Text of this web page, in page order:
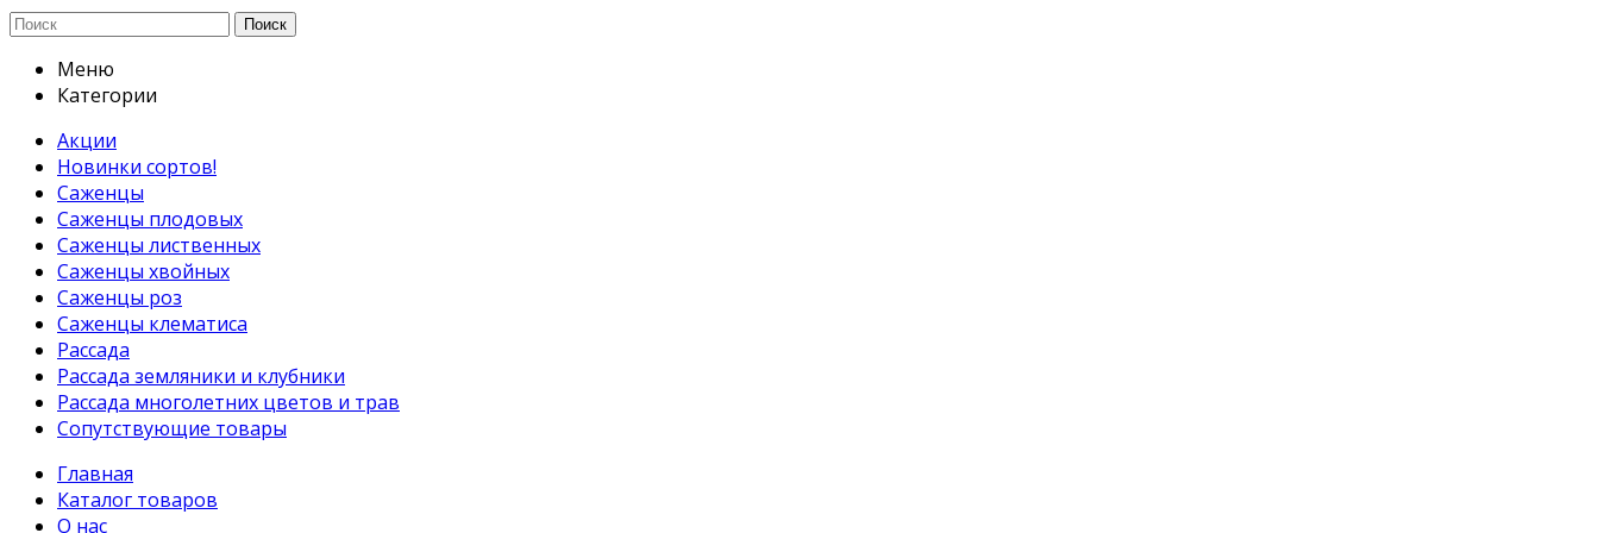
Поиск
Меню
Категории
Акции
Новинки сортов!
Саженцы
Саженцы плодовых
Саженцы лиственных
Саженцы хвойных
Саженцы роз
Саженцы клематиса
Рассада
Рассада земляники и клубники
Рассада многолетних цветов и трав
Сопутствующие товары
Главная
Каталог товаров
О нас